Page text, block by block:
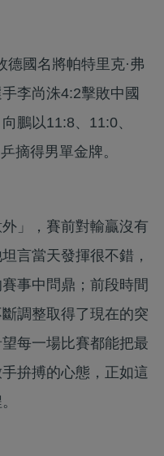
德國名將帕特里克·弗
李尚洙4:2擊敗中國
鵬以11:8、11:0、
摘得男單金牌。
」，賽前對輸贏沒有
言當天發揮很不錯，
事中問鼎；前段時間
調整取得了現在的突
每一場比賽都能把最
拚搏的心態，正如這